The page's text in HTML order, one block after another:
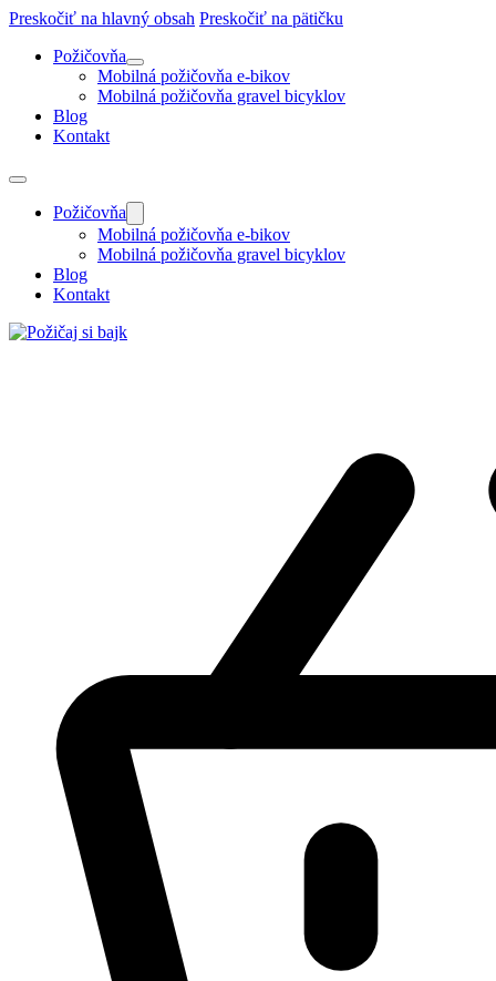
Preskočiť na hlavný obsah Preskočiť na pätičku
Požičovňa
Mobilná požičovňa e-bikov
Mobilná požičovňa gravel bicyklov
Blog
Kontakt
Požičovňa
Mobilná požičovňa e-bikov
Mobilná požičovňa gravel bicyklov
Blog
Kontakt